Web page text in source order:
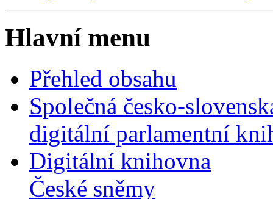
Hlavní menu
Přehled obsahu
Společná česko-
digitální parlamentní
Digitální knihovna
České sněmy